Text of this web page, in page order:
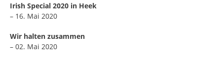
Irish Special 2020 in Heek
– 16. Mai 2020
Wir halten zusammen
– 02. Mai 2020